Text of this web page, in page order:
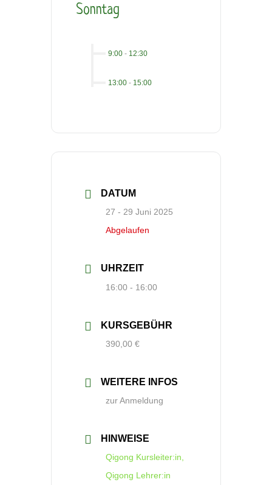
Sonntag
9:00 - 12:30
13:00 - 15:00
DATUM
27 - 29 Juni 2025
Abgelaufen
UHRZEIT
16:00 - 16:00
KURSGEBÜHR
390,00 €
WEITERE INFOS
zur Anmeldung
HINWEISE
Qigong Kursleiter:in,
Qigong Lehrer:in